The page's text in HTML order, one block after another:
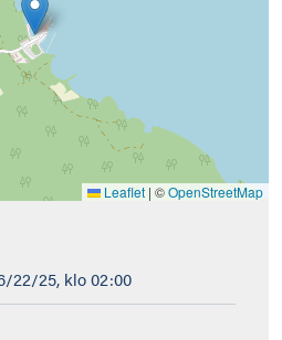
Leaflet | ©OpenStreetMap
22/25, klo 02:00